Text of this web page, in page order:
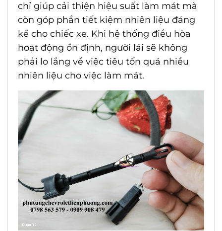
chỉ giúp cải thiện hiệu suất làm mát mà
còn góp phần tiết kiệm nhiên liệu đáng
kể cho chiếc xe. Khi hệ thống điều hòa
hoạt động ổn định, người lái sẽ không
phải lo lắng về việc tiêu tốn quá nhiều
nhiên liệu cho việc làm mát.